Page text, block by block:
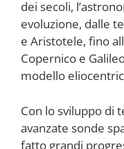
dei secoli,
evoluzione, dalle
e Aristotele, fino
Copernico e
modello
Con lo sviluppo di
avanzate sonde
fatto grandi